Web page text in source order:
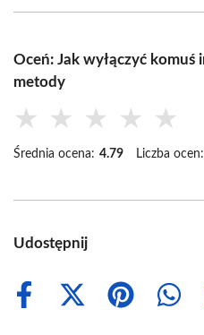
Oceń: Jak wyłączyć
metody
★ ★ ★ ★ ★
Średnia ocena: 4.79 Liczba ocen:
Udostępnij
Share
Share
Share
Share